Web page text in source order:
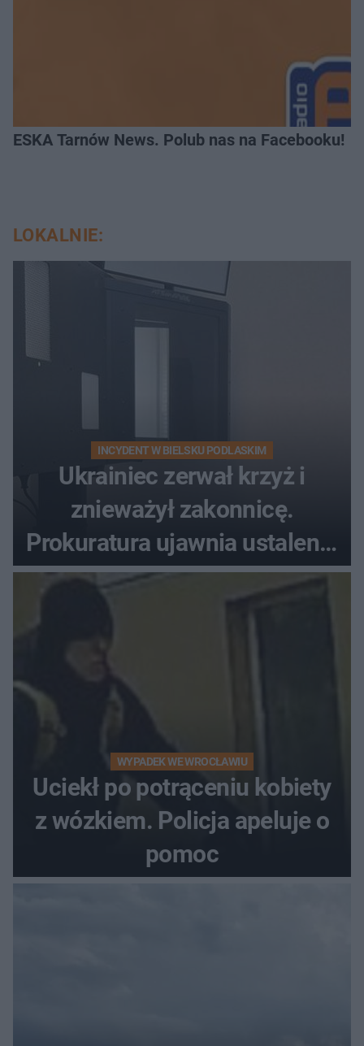
ESKA Tarnów News. Polub nas na Facebooku!
LOKALNIE:
INCYDENT W BIELSKU PODLASKIM
Ukrainiec zerwał krzyż i
znieważył zakonnicę.
Prokuratura ujawnia ustalenia
w sprawie 26-latka
WYPADEK WE WROCŁAWIU
Uciekł po potrąceniu kobiety
z wózkiem. Policja apeluje o
pomoc